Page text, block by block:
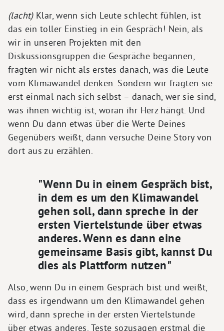
(lacht)Klar, wenn sich Leute schlecht fühlen, ist
das ein toller Einstieg in ein Gespräch! Nein, als
wir in unseren Projekten mit den
Diskussionsgruppen die Gespräche begannen,
fragten wir nicht als erstes danach, was die Leute
vom Klimawandel denken. Sondern wir fragten sie
erst einmal nach sich selbst – danach, wer sie sind,
was ihnen wichtig ist, woran ihr Herz hängt. Und
wenn Du dann etwas über die Werte Deines
Gegenübers weißt, dann versuche Deine Story von
dort aus zu erzählen.
"Wenn Du in einem Gespräch bist,
in dem es um den Klimawandel
gehen soll, dann spreche in der
ersten Viertelstunde über etwas
anderes. Wenn es dann eine
gemeinsame Basis gibt, kannst Du
dies als Plattform nutzen"
Also, wenn Du in einem Gespräch bist und weißt,
dass es irgendwann um den Klimawandel gehen
wird, dann spreche in der ersten Viertelstunde
über etwas anderes. Teste sozusagen erstmal die